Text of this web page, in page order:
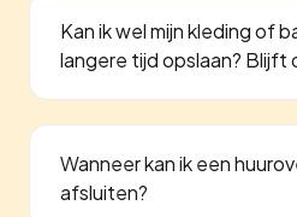
Kan ik wel mijn kleding of
langere tijd opslaan? Blijft
Wanneer kan ik een
afsluiten?